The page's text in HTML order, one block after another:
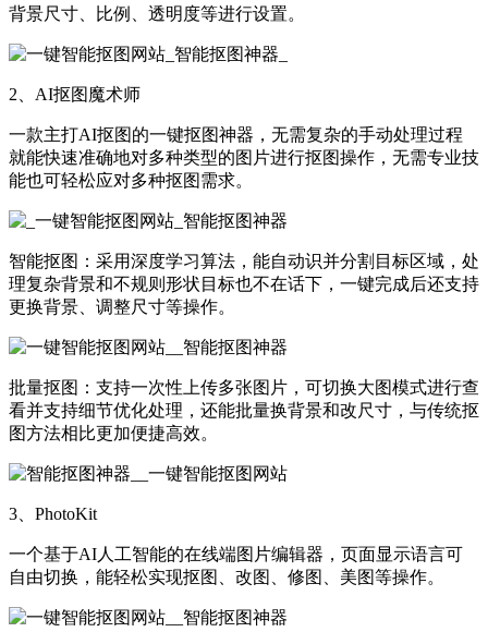
背景尺寸、比例、透明度等进行设置。
2、AI抠图魔术师
一款主打AI抠图的一键抠图神器，无需复杂的手动处理过程
就能快速准确地对多种类型的图片进行抠图操作，无需专业技
能也可轻松应对多种抠图需求。
智能抠图：采用深度学习算法，能自动识并分割目标区域，处
理复杂背景和不规则形状目标也不在话下，一键完成后还支持
更换背景、调整尺寸等操作。
批量抠图：支持一次性上传多张图片，可切换大图模式进行查
看并支持细节优化处理，还能批量换背景和改尺寸，与传统抠
图方法相比更加便捷高效。
3、PhotoKit
一个基于AI人工智能的在线端图片编辑器，页面显示语言可
自由切换，能轻松实现抠图、改图、修图、美图等操作。